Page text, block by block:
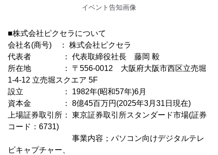
イベント告知画像
■株式会社ピクセラについて
会社名(商号) ： 株式会社ピクセラ
代表者 ： 代表取締役社長 藤岡 毅
所在地 ： 〒556-0012 大阪府大阪市西区立売堀
1-4-12 立売堀スクエア 5F
設立 ： 1982年(昭和57年)6月
資本金 ： 8億45百万円(2025年3月31日現在)
上場証券取引所： 東京証券取引所スタンダード市場(証券
コード：6731)
事業内容；パソコン向けデジタルテレ
ビキャプチャー、